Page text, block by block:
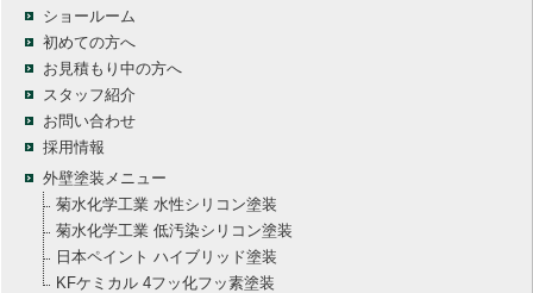
ショールーム
初めての方へ
お見積もり中の方へ
スタッフ紹介
お問い合わせ
採用情報
外壁塗装メニュー
菊水化学工業 水性シリコン塗装
菊水化学工業 低汚染シリコン塗装
日本ペイント ハイブリッド塗装
KFケミカル 4フッ化フッ素塗装